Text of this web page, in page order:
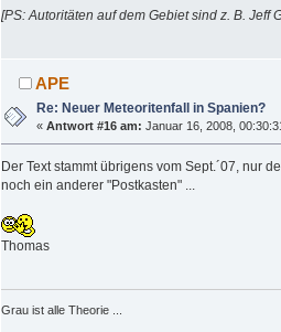
[PS: Autoritäten auf dem Gebiet sind z. B. Jeff
APE
Re: Neuer Meteoritenfall in Spanien?
«Antwort #16 am: Januar 16, 2008,
Der Text stammt übrigens vom Sept.´07, nur
noch ein anderer "Postkasten" ...
Thomas
Grau ist alle Theorie ...